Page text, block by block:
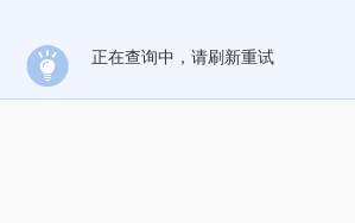
正在查询中，请刷新重试